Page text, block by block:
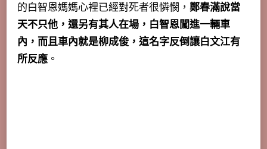
的白智恩媽媽心裡已經對死者很憐憫， 鄭春滿說當
天不只他，還另有其人在場，白智恩闖進一輛車
內，而且車內就是柳成俊，這名字反倒讓白文江有
所反應 。